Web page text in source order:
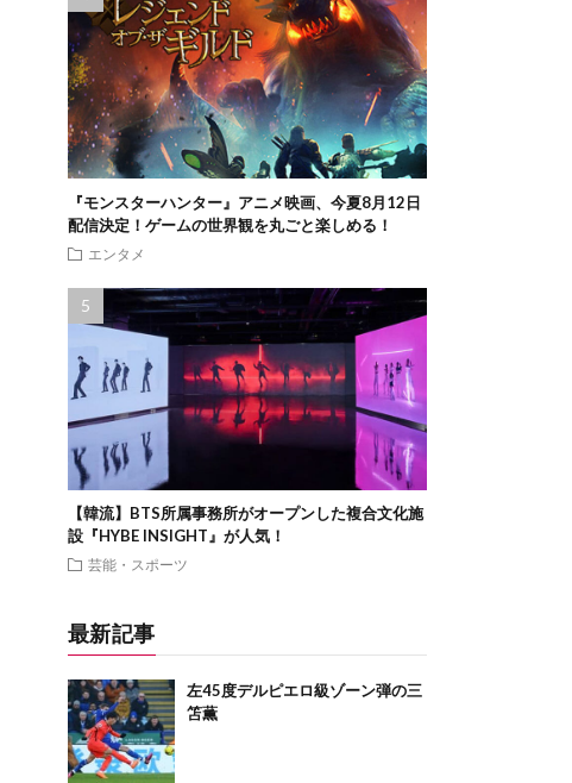
『モンスターハンター』アニメ映画、今夏8月12日
配信決定！ゲームの世界観を丸ごと楽しめる！
エンタメ
【韓流】BTS所属事務所がオープンした複合文化施
設『HYBE INSIGHT』が人気！
芸能・スポーツ
最新記事
左45度デルピエロ級ゾーン弾の三
笘薫